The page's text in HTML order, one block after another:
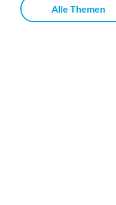
Alle Themen